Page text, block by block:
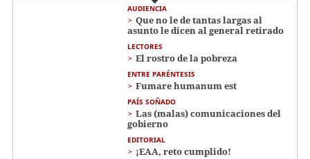
AUDIENCIA
Que no le de tantas largas al
asunto le dicen al general retirado
LECTORES
El rostro de la pobreza
ENTRE PARÉNTESIS
Fumare humanum est
PAÍS SOÑADO
Las (malas) comunicaciones del
gobierno
EDITORIAL
¡EAA, reto cumplido!